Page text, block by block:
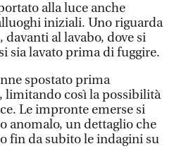
alla luce anche
iniziali. Uno riguarda
al lavabo, dove si
sia lavato prima di fuggire.
spostato prima
limitando così la possibilità
Le impronte emerse si
anomalo, un dettaglio che
fin da subito le indagini su